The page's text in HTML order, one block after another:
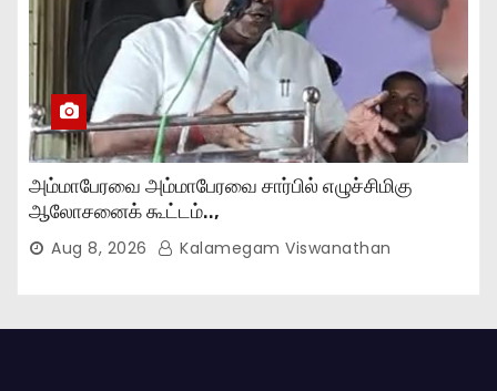
அம்மாபேரவை அம்மாபேரவை சார்பில் எழுச்சிமிகு
ஆலோசனைக் கூட்டம்..,
Aug 8, 2026 Kalamegam Viswanathan